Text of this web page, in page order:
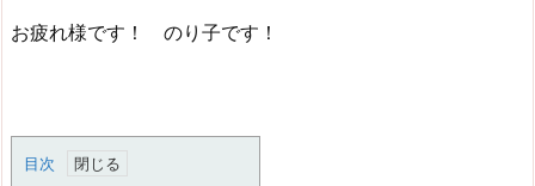
お疲れ様です！ のり子です！
目次